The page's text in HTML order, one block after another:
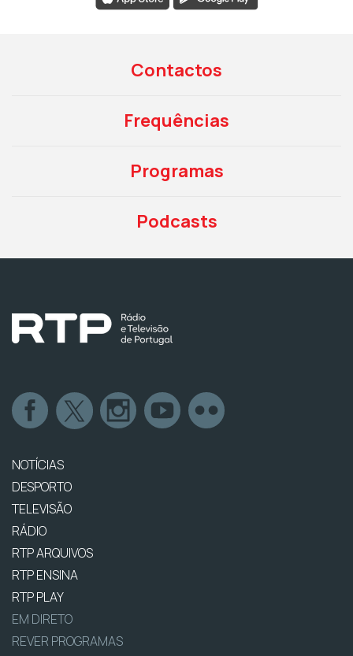
Contactos
Frequências
Programas
Podcasts
NOTÍCIAS
DESPORTO
TELEVISÃO
RÁDIO
RTP ARQUIVOS
RTP ENSINA
RTP PLAY
EM DIRETO
REVER PROGRAMAS